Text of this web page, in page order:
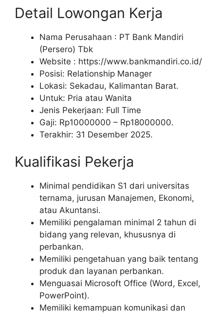
Detail Lowongan Kerja
Nama Perusahaan : PT Bank Mandiri
(Persero) Tbk
Website : https://www.bankmandiri.co.id/
Posisi: Relationship Manager
Lokasi: Sekadau, Kalimantan Barat.
Untuk: Pria atau Wanita
Jenis Pekerjaan: Full Time
Gaji: Rp10000000 – Rp18000000.
Terakhir: 31 Desember 2025.
Kualifikasi Pekerja
Minimal pendidikan S1 dari universitas
ternama, jurusan Manajemen, Ekonomi,
atau Akuntansi.
Memiliki pengalaman minimal 2 tahun di
bidang yang relevan, khususnya di
perbankan.
Memiliki pengetahuan yang baik tentang
produk dan layanan perbankan.
Menguasai Microsoft Office (Word, Excel,
PowerPoint).
Memiliki kemampuan komunikasi dan